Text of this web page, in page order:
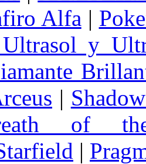
Alfa |
y
|
of
|